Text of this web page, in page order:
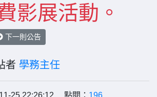
影展活動。
下一則公告
者 學務主任
25 22:26:12 點閱： 196